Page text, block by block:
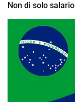
Non di solo salario